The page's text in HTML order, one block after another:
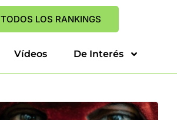
TODOS LOS RANKINGS
Vídeos De Interés